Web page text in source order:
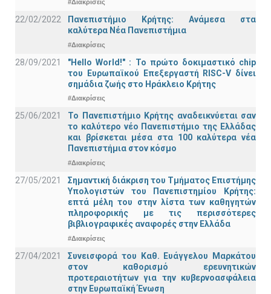
#Διακρίσεις
22/02/2022
Πανεπιστήμιο Κρήτης: Ανάμεσα στα
καλύτερα Νέα Πανεπιστήμια
#Διακρίσεις
28/09/2021
"Hello World!" : Το πρώτο δοκιμαστικό chip
του Ευρωπαϊκού Επεξεργαστή RISC-V δίνει
σημάδια ζωής στο Ηράκλειο Κρήτης
#Διακρίσεις
25/06/2021
Το Πανεπιστήμιο Κρήτης αναδεικνύεται σαν
το καλύτερο νέο Πανεπιστήμιο της Ελλάδας
και βρίσκεται μέσα στα 100 καλύτερα νέα
Πανεπιστήμια στον κόσμο
#Διακρίσεις
27/05/2021
Σημαντική διάκριση του Τμήματος Επιστήμης
Υπολογιστών του Πανεπιστημίου Κρήτης:
επτά μέλη του στην λίστα των καθηγητών
πληροφορικής με τις περισσότερες
βιβλιογραφικές αναφορές στην Ελλάδα
#Διακρίσεις
27/04/2021
Συνεισφορά του Καθ. Ευάγγελου Μαρκάτου
στον καθορισμό ερευνητικών
προτεραιοτήτων για την κυβερνοασφάλεια
στην Ευρωπαϊκή Ένωση